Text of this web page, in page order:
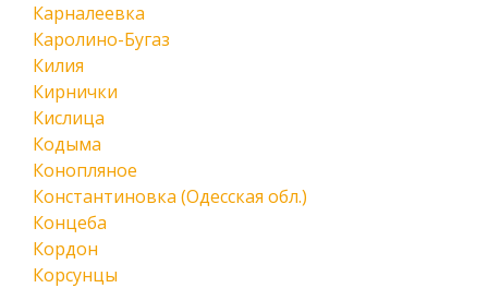
Карналеевка
Каролино-Бугаз
Килия
Кирнички
Кислица
Кодыма
Конопляное
Константиновка (Одесская обл.)
Концеба
Кордон
Корсунцы